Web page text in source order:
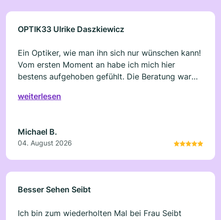
OPTIK33 Ulrike Daszkiewicz
Ein Optiker, wie man ihn sich nur wünschen kann!
Vom ersten Moment an habe ich mich hier
bestens aufgehoben gefühlt. Die Beratung war
allem auf meine persönlichen Bedürfnisse
Stattdessen hatte ich jederzeit das Gefühl, dass
ausschließlich die beste Lösung für mich gesucht
wurde. Die Sehstärkenbestimmung erfolgte
äußerst sorgfältig und professionell.
weiterlesen
Michael B.
04. August 2026
Besser Sehen Seibt
Ich bin zum wiederholten Mal bei Frau Seibt